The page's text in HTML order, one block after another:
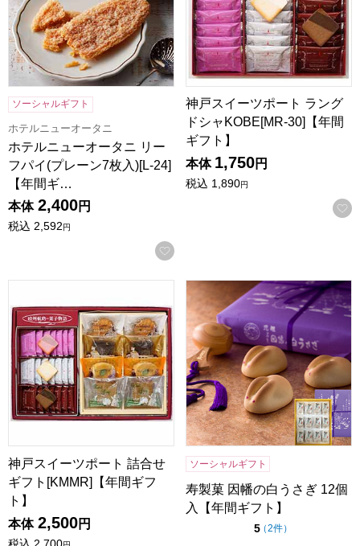
ソーシャルギフト
ホテルニューオータニ
ホテルニューオータニ リー
フパイ(プレーン7枚入)[L-24]
【年間ギ…
本体 2,400円
税込 2,592円
お気に入りに登録する
神戸スイーツポート ラング
ドシャKOBE[MR-30]【年間
ギフト】
本体 1,750円
税込 1,890円
神戸スイーツポート 詰合せギフト[KMMR]【年間ギフト】
神戸スイーツポート 詰合せ
ギフト[KMMR]【年間ギフ
ト】
本体 2,500円
税込 2,700
寿製菓 因幡の白うさぎ 12個
ソーシャルギフト
寿製菓 因幡の白うさぎ 12個
入【年間ギフト】
5点（5点満点中）
（2件の評価
）